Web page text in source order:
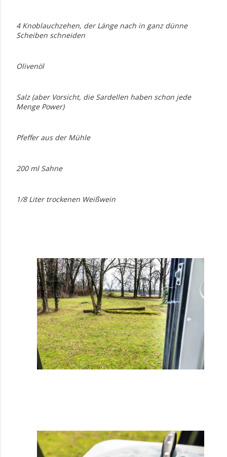
4 Knoblauchzehen, der Länge nach in ganz dünne
Scheiben schneiden
Olivenöl
Salz (aber Vorsicht, die Sardellen haben schon jede
Menge Power)
Pfeffer aus der Mühle
200 ml Sahne
1/8 Liter trockenen Weißwein